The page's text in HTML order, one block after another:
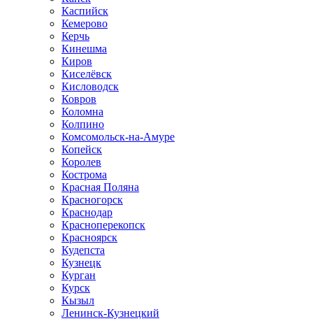
Каспийск
Кемерово
Керчь
Кинешма
Киров
Киселёвск
Кисловодск
Ковров
Коломна
Колпино
Комсомольск-на-Амуре
Копейск
Королев
Кострома
Красная Поляна
Красногорск
Краснодар
Красноперекопск
Красноярск
Кудепста
Кузнецк
Курган
Курск
Кызыл
Ленинск-Кузнецкий